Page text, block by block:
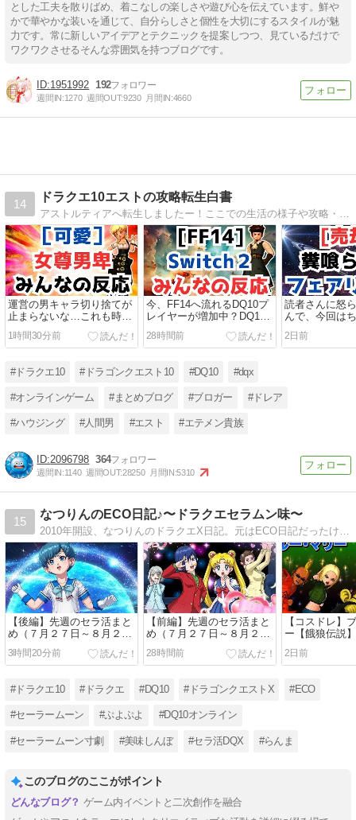
とした工夫を散りばめ、着こなしの楽しさや遊び心を伝えています。鮮や
かで華やかな装いを通じて、自分らしさと個性を大切にするスタイルが魅
力です。常に新しいアイデアとテクニックを提案しつつ、見ているだけで
ワクワクさせるそんな雰囲気を持つブログです。
1951992 192
週間IN:1270 週間OUT:9230 月間IN:4660
14
ドラクエ10エストの攻略転生白書
アストルティアへ転生しましたー！ここでの生活の様子や攻略・金策・イベント等の情報を発信していきます。ドレア・ハウジング・職人・攻略・アップデート情報等の日常の記事を書いて行きます。
運営の男キャラ切り捨てが
止まらないな…これも時代
の流れか…。
1時間30分前
今、FF14へ流れるDQ10プ
レイヤーが増加中？DQ10
界隈でFF14の話題が急増
中！
28時間前
読者さんに怒
んで、今回は
ルグッズを売
よっと！
2日前
#ドラクエ10 #ドラゴンクエスト10 #DQ10 #dqx
#オンラインゲーム #まとめブログ #ブロガー #ドレア
#ハウジング #人間男 #エスト #エテメン貴族
2096798 364
週間IN:1140 週間OUT:28250 月間IN:5310
15
なつりんのECO日記♪〜ドラクエセラムン味〜
2010年開設、なつりんのドラクエX日記。元はECO日記だったけど現在はドラクエ日記として再利用中。DQ10は2012年の配信開始日よりプレイ♪セーラームーンを中心にアニメやゲームのコスプレしてます
【後編】先週のセラ活まと
め（７月２７日～８月２
日）
3時間20分前
【前編】先週のセラ活まと
め（７月２７日～８月２
日）
28時間前
【コスドレ】
ー【餓狼伝説】
2日前
#ドラクエ10 #ドラクエ #DQ10 #ドラゴンクエストX #ECO
#セーラームーン #ぷよぷよ #DQ10オンライン
#セーラームーン寸劇 #美味しんぼ #セラ活DQX #らんま
このブログのここがポイント
ゲーム内イベントと二次創作を融合